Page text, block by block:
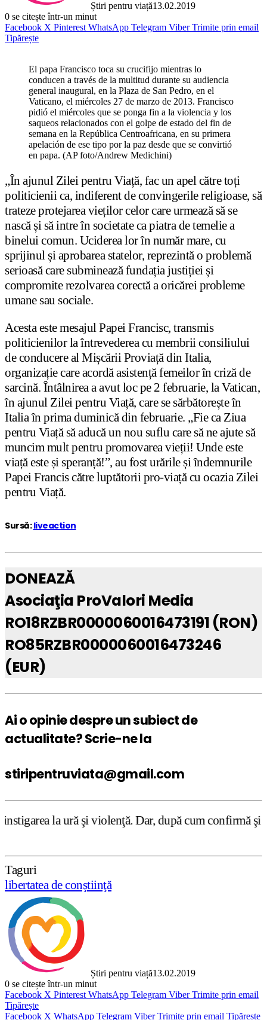
Știri pentru viață13.02.2019
0 se citește într-un minut
Facebook X Pinterest WhatsApp Telegram Viber Trimite prin email
Tipărește
El papa Francisco toca su crucifijo mientras lo
conducen a través de la multitud durante su audiencia
general inaugural, en la Plaza de San Pedro, en el
Vaticano, el miércoles 27 de marzo de 2013. Francisco
pidió el miércoles que se ponga fin a la violencia y los
saqueos relacionados con el golpe de estado del fin de
semana en la República Centroafricana, en su primera
apelación de ese tipo por la paz desde que se convirtió
en papa. (AP foto/Andrew Medichini)
„În ajunul Zilei pentru Viață, fac un apel către toți
politicienii ca, indiferent de convingerile religioase, să
trateze protejarea vieților celor care urmează să se
nască și să intre în societate ca piatra de temelie a
binelui comun. Uciderea lor în număr mare, cu
sprijinul și aprobarea statelor, reprezintă o problemă
serioasă care subminează fundația justiției și
compromite rezolvarea corectă a oricărei probleme
umane sau sociale.
Acesta este mesajul Papei Francisc, transmis
politicienilor la întrevederea cu membrii consiliului
de conducere al Mișcării Proviață din Italia,
organizație care acordă asistență femeilor în criză de
sarcină. Întâlnirea a avut loc pe 2 februarie, la Vatican,
în ajunul Zilei pentru Viață, care se sărbătorește în
Italia în prima duminică din februarie. „Fie ca Ziua
pentru Viață să aducă un nou suflu care să ne ajute să
muncim mult pentru promovarea vieții! Unde este
viață este și speranță!”, au fost urările și îndemnurile
Papei Francis către luptătorii pro-viață cu ocazia Zilei
pentru Viață.
Sursă:liveaction
DONEAZĂ
Asociaţia ProValori Media
RO18RZBR0000060016473191 (RON)
RO85RZBR0000060016473246
(EUR)
Ai o opinie despre un subiect de
actualitate? Scrie-ne la
stiripentruviata@gmail.com
şi violenţă. Dar, după cum confirmă şi CEDO în
Taguri
libertatea de conştiinţă
Știri pentru viață13.02.2019
0 se citește într-un minut
Facebook X Pinterest WhatsApp Telegram Viber Trimite prin email
Tipărește
Facebook X WhatsApp Telegram Viber Trimite prin email Tipărește